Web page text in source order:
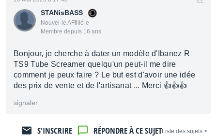
STANisBASS
Nouvel·le AFfilié·e
Membre depuis 16 ans
Bonjour, je cherche à dater un modèle d'Ibanez R
TS9 Tube Screamer quelqu'un peut-il me dire
comment je peux faire ? Le but est d'avoir une idée
des prix de vente et de l'artisanat ... Merci 👍👍👍
signaler
< Liste des sujets
RÉPONDRE À CE SUJET
S'INSCRIRE